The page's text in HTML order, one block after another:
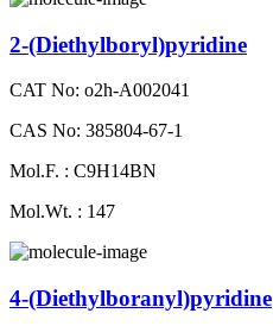
2-​(Diethylboryl)pyridine
CAT No: o2h-A002041
CAS No: 385804-67-1
Mol.F. : C9H14BN
Mol.Wt. : 147
4-(Diethylboranyl)​pyridine